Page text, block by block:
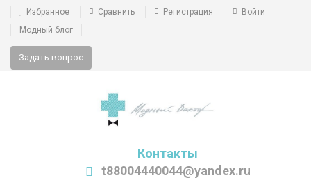
Избранное Сравнить Регистрация
Войти
Модный блог
Задать вопрос
Контакты
t88004440044@yandex.ru